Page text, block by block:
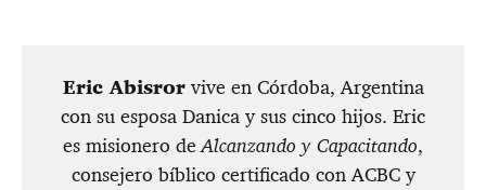
Eric Abisrorvive en Córdoba, Argentina
con su esposa Danica y sus cinco hijos. Eric
es misionero deAlcanzando y Capacitando,
consejero bíblico certificado con ACBC y